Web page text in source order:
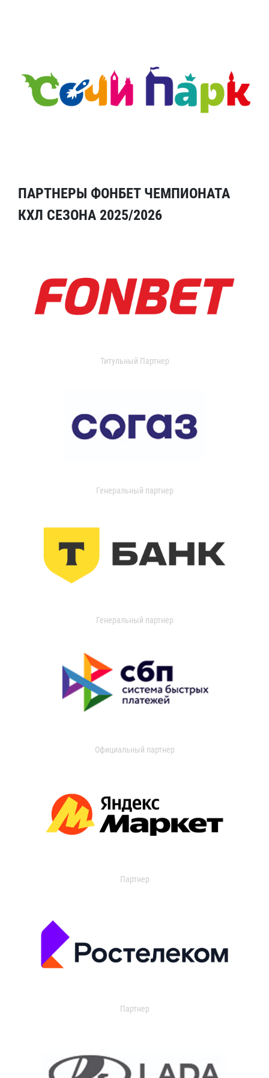
ПАРТНЕРЫ ФОНБЕТ ЧЕМПИОНАТА
КХЛ СЕЗОНА 2025/2026
Титульный Партнер
Генеральный партнер
Генеральный партнер
Официальный партнер
Партнер
Партнер